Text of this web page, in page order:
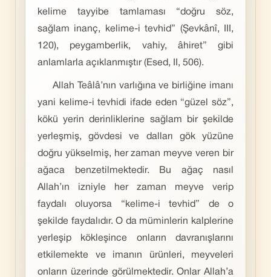
kelime tayyibe tamlaması “doğru söz,
sağlam inanç, kelime-i tevhid” (Şevkânî, III,
120), peygamberlik, vahiy, âhiret” gibi
anlamlarla açıklanmıştır (Esed, II, 506).
Allah Teâlâ’nın varlığına ve birliğine imanı
yani kelime-i tevhidi ifade eden “güzel söz”,
kökü yerin derinliklerine sağlam bir şekilde
yerleşmiş, gövdesi ve dalları gök yüzüne
doğru yükselmiş, her zaman meyve veren bir
ağaca benzetilmektedir. Bu ağaç nasıl
Allah’ın izniyle her zaman meyve verip
faydalı oluyorsa “kelime-i tevhid” de o
şekilde faydalıdır. O da müminlerin kalplerine
yerleşip kökleşince onların davranışlarını
etkilemekte ve imanın ürünleri, meyveleri
onların üzerinde görülmektedir. Onlar Allah’a